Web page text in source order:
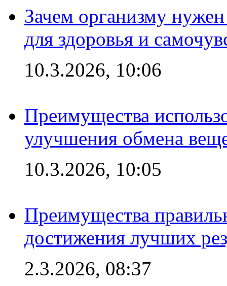
Зачем организму
для здоровья и
10.3.2026, 10:06
Преимущества
улучшения обмена
10.3.2026, 10:05
Преимущества
достижения лучших
2.3.2026, 08:37